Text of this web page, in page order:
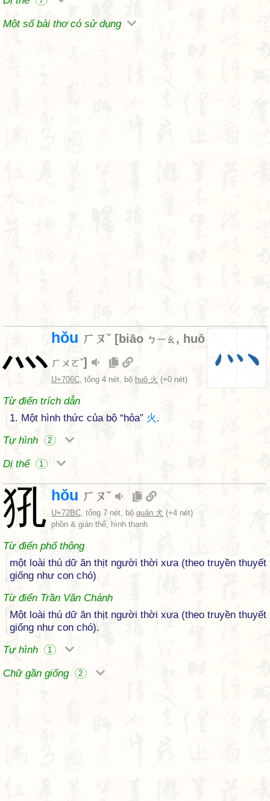
Một số bài thơ có sử dụng
灬 hǒu ㄏㄡˇ [biāo ㄅㄧㄠ , huǒ
ㄏㄨㄛˇ]
U+706C, tổng 4 nét, bộ huǒ 火 (+0 nét)
Từ điển trích dẫn
1. Một hình thức của bộ “hỏa” 火.
Tự hình
2
Dị thể 1
犼 hǒu ㄏㄡˇ
U+72BC, tổng 7 nét, bộ quǎn 犬 (+4 nét)
phồn & giản thể, hình thanh
Từ điển phổ thông
một loài thú dữ ăn thịt người thời xưa (theo truyền thuyết
giống như con chó)
Từ điển Trần Văn Chánh
Một loài thú dữ ăn thịt người thời xưa (theo truyền thuyết
giống như con chó).
Tự hình
1
Chữ gần giống 2